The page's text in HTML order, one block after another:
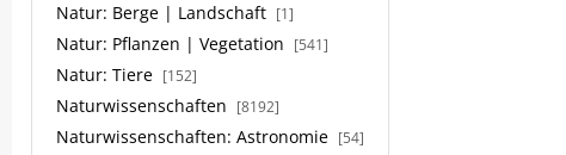
Natur: Berge | Landschaft [1]
Natur: Pflanzen | Vegetation [541]
Natur: Tiere [152]
Naturwissenschaften [8192]
Naturwissenschaften: Astronomie [54]